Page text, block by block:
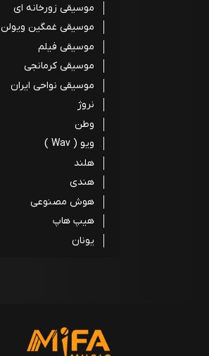
موسیقی زورخانه ای
موسیقی غمگین ویولن
موسیقی فیلم
موسیقی کرمانجی
موسیقی نواحی ایران
نروژ
وطن
ویو ( Wav )
هلند
هندی
هوش مصنوعی
هیپ هاپ
یونان